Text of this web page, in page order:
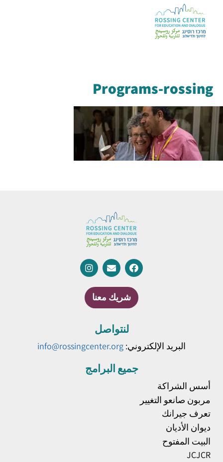
Programs-rossing
شريك معنا
لنتواصل
البريد الإلكتروني: info@rossingcenter.org
جميع البرامج
أسس الشراكة
مربون صانعو التغيير
تعرف جيرانك
ديوان الأديان
البيت المفتوح
JCJCR